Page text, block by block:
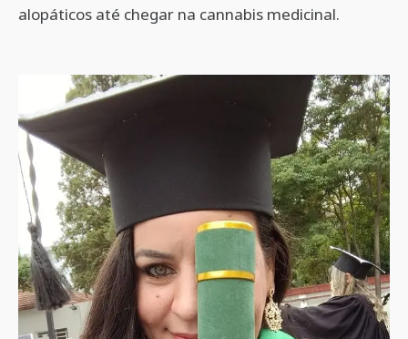
alopáticos até chegar na cannabis medicinal.